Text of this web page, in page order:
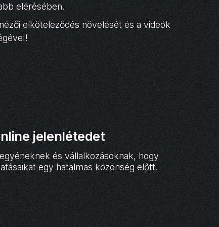
elérésében.
elköteleződés növelését és a videók
jelenlétedet
és vállalkozásoknak, hogy
egy hatalmas közönség előtt.